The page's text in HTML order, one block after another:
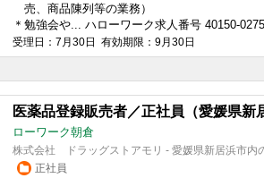
売、商品陳列等の業務）
＊勉強会や... ハローワーク求人番号 40150-
受理日：7月30日 有効期限：9月30日
医薬品登録販売者／正社員（愛媛県新
ローワーク朝倉
株式会社 ドラッグストアモリ - 愛媛県新居浜市内
正社員